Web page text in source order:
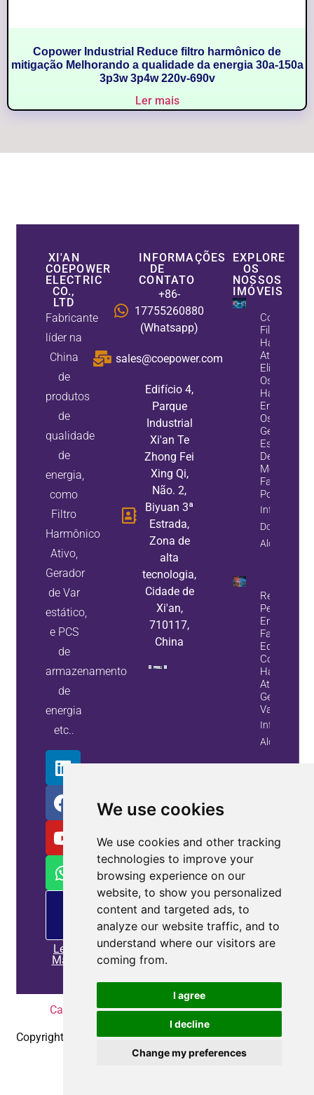
We use cookies
We use cookies and other tracking
technologies to improve your
browsing experience on our
website, to show you personalized
content and targeted ads, to
analyze our website traffic, and to
understand where our visitors are
coming from.
I agree
I decline
Change my preferences
Copower Industrial Reduce filtro harmônico de
mitigação Melhorando a qualidade da energia 30a-150a
3p3w 3p4w 220v-690v
Ler mais
XI'AN
COEPOWER
ELECTRIC
CO.,
LTD
Fabricante
líder na
China
de
produtos
de
qualidade
de
energia,
como
Filtro
Harmônico
Ativo,
Gerador
de Var
estático,
e PCS
de
armazenamento
de
energia
etc..
Leia
Mais
INFORMAÇÕES
DE
CONTATO
+86-
17755260880
(Whatsapp)
sales@coepower.com
Edifício 4,
Parque
Industrial
Xi'an Te
Zhong Fei
Xing Qi,
Não. 2,
Biyuan 3ª
Estrada,
Zona de
alta
tecnologia,
Cidade de
Xi'an,
710117,
China
EXPLORE
OS
NOSSOS
IMÓVEIS
Como Os
Filtros
Ativos
Eliminam
Os
Enquanto
Os
Geradores
Estáticos
De Var
Melhoram
Fator De
Potência
Informação
Do
Alojamento
Reduza A
Perda De
Energia E
Falhas De
Com Filtros
Ativos E
Geradores
Var
Informação
Alojamento
Casa Política de Privacidade|Contate-nos
Copyright © 2010-2025Coepower.com. Todos os direitos
reservados.